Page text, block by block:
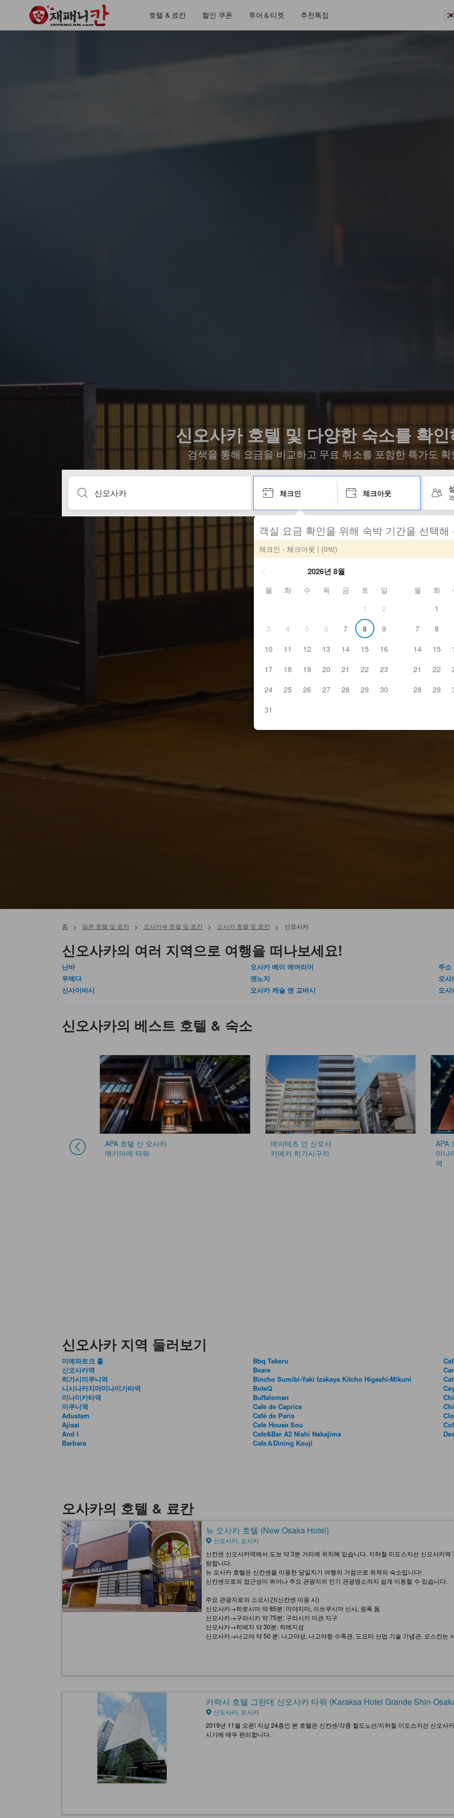
호텔 & 료칸 할인 쿠폰 투어＆티켓 추천특집
신오사카 호텔 및 다양한 숙소를 확
검색을 통해 요금을 비교하고 무료 취소를 포함한 특가도
체크인 체크아웃
객실 요금 확인을 위해 숙박 기간을 선택
체크인 - 체크아웃 | (0박)
2026년 8월
월 화 수 목 금 토
일
1
2
3
4 5 6 7 8
9
10
11 12 13 14 15
16
17
18 19 20 21 22
23
24
25 26 27 28 29
30
31
월 화
1
7
8
14
15
21
22
28
29
홈 > 일본 호텔 및 료칸 > 오사카부 호텔 및 료칸 > 오사카 호텔 및 료칸 > 신오사카
신오사카의 여러 지역으로 여행을 떠나보세요!
난바
우메다
신사이바시
오사카 베이 에어리어
덴노지
오사카 캐슬 앤 교바시
주소
오사
오
신오사카의 베스트 호텔 & 숙소
APA 호텔 신 오사카
에키마에 타워
메이테츠 인 신오사
카에키 히가시구치
APA
미나
에
신오사카 지역 둘러보기
미에파르크 홀
신오사카역
히가시미쿠니역
니시나카지마미나미가타역
미나미카타역
미쿠니역
Adustam
Ajisai
And I
Barbara
Bbq Takeru
Beare
Bincho Sumibi-Yaki Izakaya Kitcho Higashi-Mikuni
BoteQ
Buffaloman
Cafe de Caprice
Café de Paris
Cafe House Sou
Cafe&Bar A2 Nishi Nakajima
Cafe＆Dining Kouji
오사카의 호텔 & 료칸
뉴 오사카 호텔 (New Osaka Hotel)
신오사카, 오사카
신칸센 신오사카역에서 도보 약 3분 거리에 위치해 있습니다. 지하철 미도스지선 신오사카
랑합니다.
뉴 오사카 호텔은 신칸센을 이용한 당일치기 여행의 거점으로 최적의 숙소입니다!
신칸센으로의 접근성이 뛰어나 주요 관광지의 인기 관광명소까지 쉽게 이동할 수 있습니다.
주요 관광지로의 소요시간(신칸센 이용 시)
신오사카→히로시마 약 85분: 미야지마, 이쓰쿠시마 신사, 원폭 돔
신오사카→구라시키 약 75분: 구라시키 미관 지구
신오사카→히메지 약 30분: 히메지성
신오사카→나고야 약 50 분: 나고야성, 나고야항 수족관, 도요타 산업 기술 기념관, 오스칸논
카락사 호텔 그란데 신오사카 타워 (Karaksa Hotel Grande Shin-
신오사카, 오사카
2019년 11월 오픈! 지상 24층인 본 호텔은 신칸센/각종 철도노선/지하철 미도스지선 신오사
시기에 매우 편리합니다.